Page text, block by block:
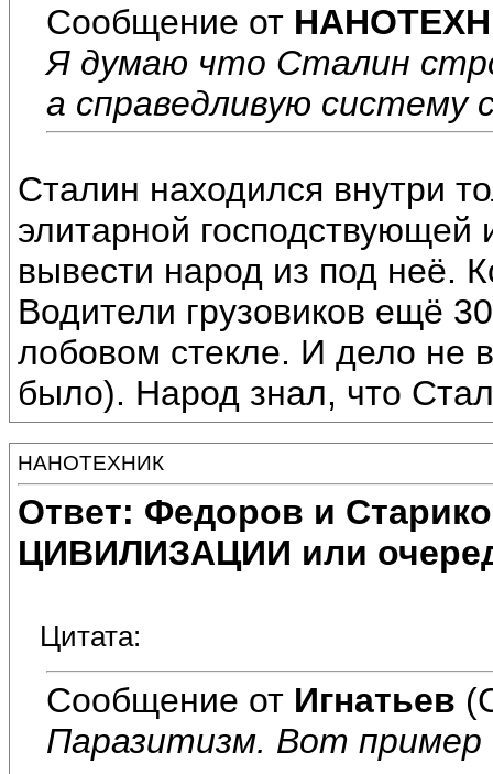
Сообщение от
Я думаю что Сталин
а справедливую
Сталин находился внутри
элитарной
вывести народ из под неё.
Водители грузовиков ещё
лобовом стекле. И дело не
было). Народ знал, что
НАНОТЕХНИК
Ответ: Федоров и
ЦИВИЛИЗАЦИИ или
Цитата:
Сообщение от Игнатьев
Паразитизм. Вот пример